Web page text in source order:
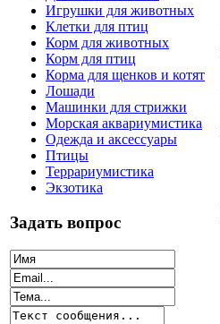
Игрушки для животных
Клетки для птиц
Корм для животных
Корм для птиц
Корма для щенков и котят
Лошади
Машинки для стрижки
Морская аквариумистика
Одежда и аксессуары
Птицы
Террариумистика
Экзотика
Задать вопрос